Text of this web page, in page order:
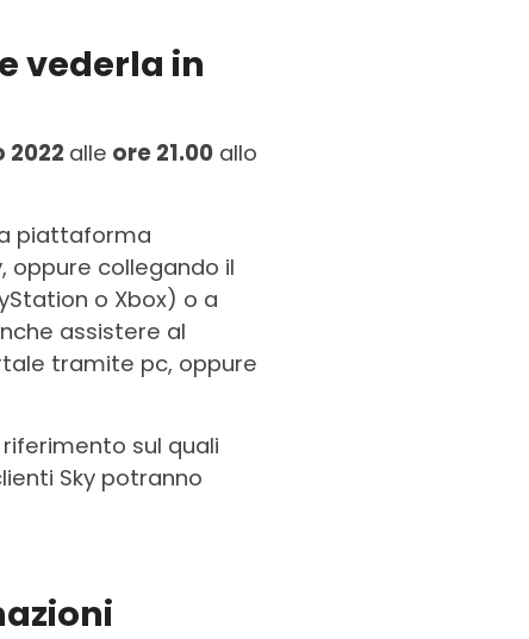
vederla in
alle ore 21.00 allo
piattaforma
oppure collegando il
o Xbox) o a
assistere al
tramite pc, oppure
riferimento sul quali
Sky potranno